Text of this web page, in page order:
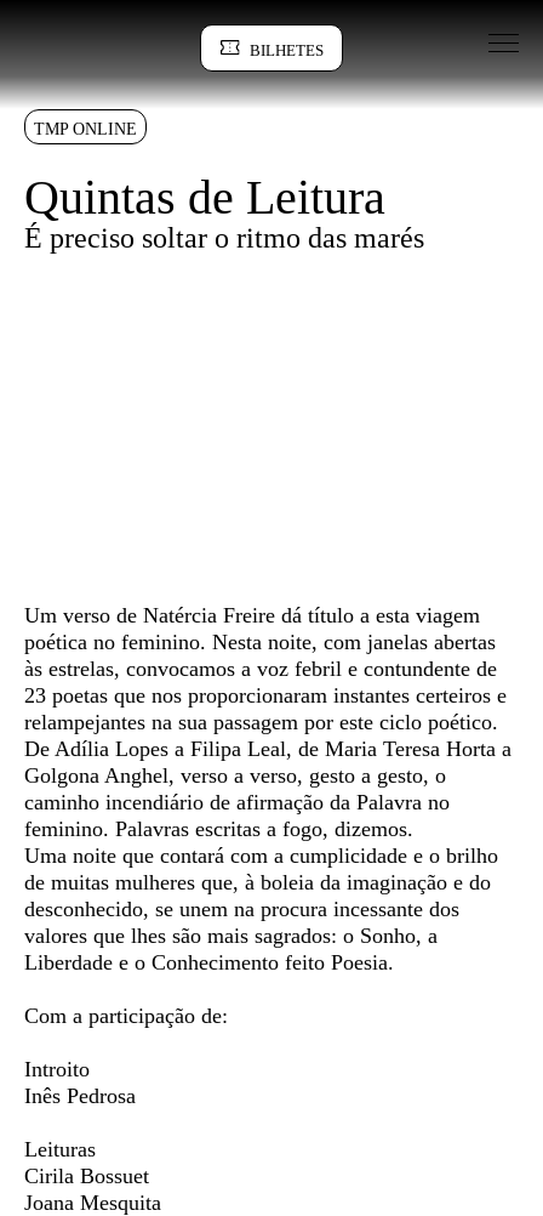
BILHETES
Sinopse
TMP ONLINE
Quintas de Leitura
É preciso soltar o ritmo das marés
Sinopse
Um verso de Natércia Freire dá título a esta viagem
poética no feminino. Nesta noite, com janelas abertas
às estrelas, convocamos a voz febril e contundente de
23 poetas que nos proporcionaram instantes certeiros e
relampejantes na sua passagem por este ciclo poético.
De Adília Lopes a Filipa Leal, de Maria Teresa Horta a
Golgona Anghel, verso a verso, gesto a gesto, o
caminho incendiário de afirmação da Palavra no
feminino. Palavras escritas a fogo, dizemos.
Uma noite que contará com a cumplicidade e o brilho
de muitas mulheres que, à boleia da imaginação e do
desconhecido, se unem na procura incessante dos
valores que lhes são mais sagrados: o Sonho, a
Liberdade e o Conhecimento feito Poesia.
Com a participação de:
Introito
Inês Pedrosa
Leituras
Cirila Bossuet
Joana Mesquita